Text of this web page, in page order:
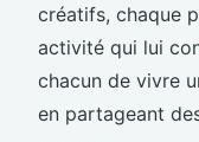
créatifs, chaque
activité qui lui
chacun de vivre
en partageant